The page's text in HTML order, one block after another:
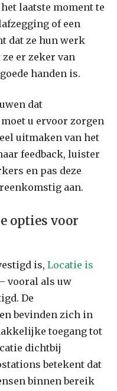
laatste moment te
of een
dat ze hun werk
er zeker van
handen is.
dat
u ervoor zorgen
uitmaken van het
feedback, luister
en pas deze
aan.
opties voor
is, Locatie is
vooral als uw
De
bevinden zich in
toegang tot
dichtbij
betekent dat
binnen bereik